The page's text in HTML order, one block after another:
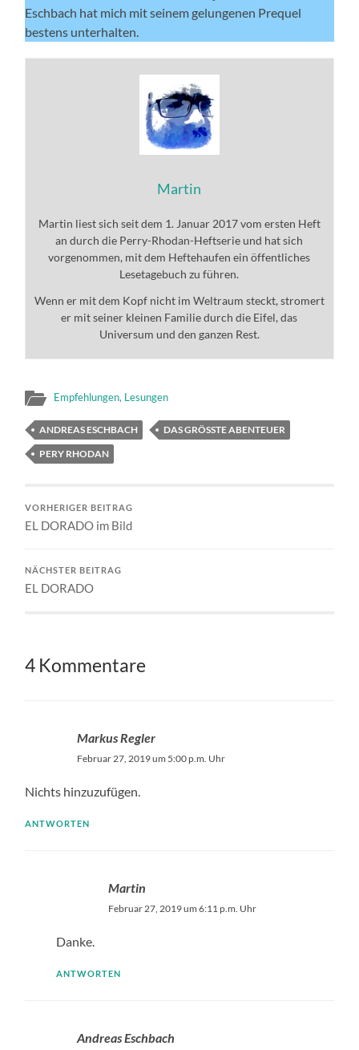
Eschbach hat mich mit seinem gelungenen Prequel
bestens unterhalten.
Martin
Martin liest sich seit dem 1. Januar 2017 vom ersten Heft
an durch die Perry-Rhodan-Heftserie und hat sich
vorgenommen, mit dem Heftehaufen ein öffentliches
Lesetagebuch zu führen.
Wenn er mit dem Kopf nicht im Weltraum steckt, stromert
er mit seiner kleinen Familie durch die Eifel, das
Universum und den ganzen Rest.
Empfehlungen, Lesungen
ANDREAS ESCHBACH
DAS GRÖSSTE ABENTEUER
PERY RHODAN
VORHERIGER BEITRAG
EL DORADO im Bild
NÄCHSTER BEITRAG
EL DORADO
4 Kommentare
Markus Regler
Februar 27, 2019 um 5:00 p.m. Uhr
Nichts hinzuzufügen.
ANTWORTEN
Martin
Februar 27, 2019 um 6:11 p.m. Uhr
Danke.
ANTWORTEN
Andreas Eschbach